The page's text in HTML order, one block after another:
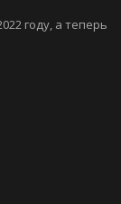
году, а теперь